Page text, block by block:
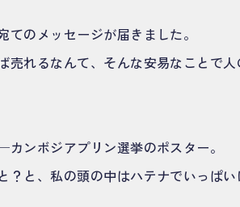
のメッセージが届きました。
売れるなんて、そんな安易なことで
ンボジアプリン選挙のポスター。
？と、私の頭の中はハテナでいっぱい